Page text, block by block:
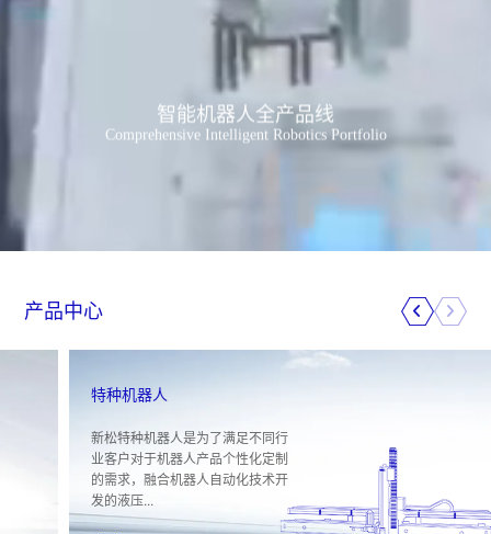
智能机器人全产品线
Comprehensive Intelligent Robotics Portfolio
产品中心
特种机器人
新松特种机器人是为了满足不同行
业客户对于机器人产品个性化定制
的需求，融合机器人自动化技术开
发的液压...